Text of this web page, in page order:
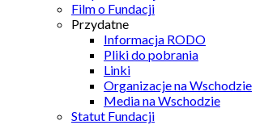
Film o Fundacji
Przydatne
Informacja RODO
Pliki do pobrania
Linki
Organizacje na Wschodzie
Media na Wschodzie
Statut Fundacji